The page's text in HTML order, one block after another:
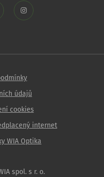
údajů
cookies
internet
WIA Optika
spol. s r. o.